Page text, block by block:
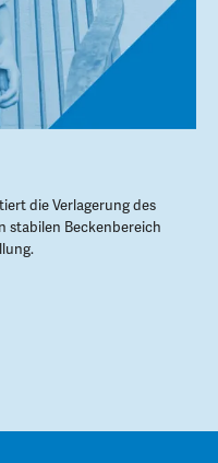
die Verlagerung des
stabilen Beckenbereich